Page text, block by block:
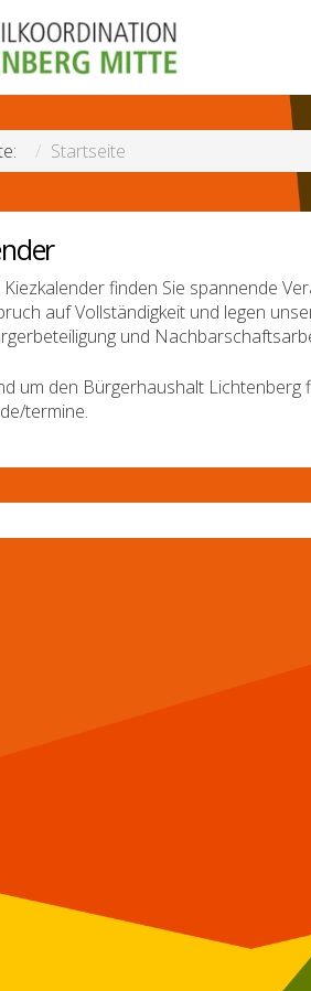
Startseite
finden Sie spannende
auf Vollständigkeit und legen
und
um den Bürgerhaushalt
termine.